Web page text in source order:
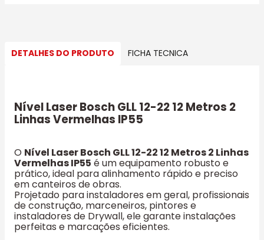
DETALHES DO PRODUTO FICHA TECNICA
Nível Laser Bosch GLL 12-22 12 Metros 2
Linhas Vermelhas IP55
O Nível Laser Bosch GLL 12-22 12 Metros 2 Linhas
Vermelhas IP55 é um equipamento robusto e
prático, ideal para alinhamento rápido e preciso
em canteiros de obras.
Projetado para instaladores em geral, profissionais
de construção, marceneiros, pintores e
instaladores de Drywall, ele garante instalações
perfeitas e marcações eficientes.